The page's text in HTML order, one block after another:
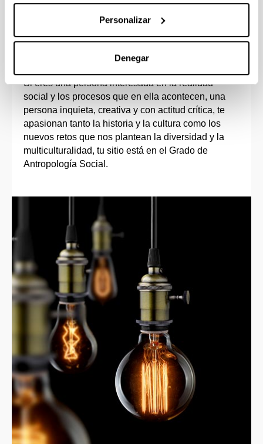
Personalizar
Denegar
Perfil de ingreso
Si eres una persona interesada en la realidad
social y los procesos que en ella acontecen, una
persona inquieta, creativa y con actitud crítica, te
apasionan tanto la historia y la cultura como los
nuevos retos que nos plantean la diversidad y la
multiculturalidad, tu sitio está en el Grado de
Antropología Social.